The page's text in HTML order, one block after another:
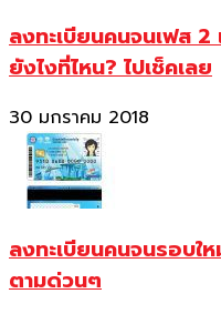
ลงทะเบียนคนจนเฟส 2
ยังไงที่ไหน? ไปเช็คเลย
30 มกราคม 2018
ลงทะเบียนคนจนรอบใ
ตามด่วนๆ